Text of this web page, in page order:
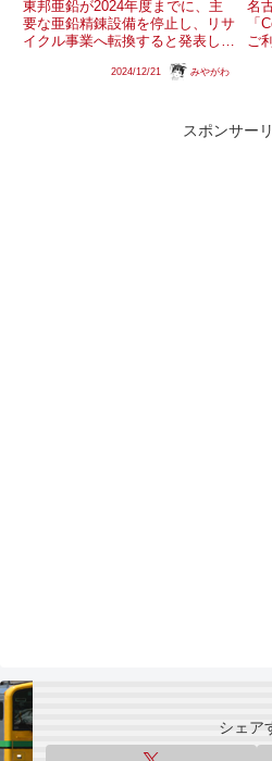
東邦亜鉛が2024年度までに、主
要な亜鉛精錬設備を停止し、リサ
イクル事業へ転換すると発表しま
車、通称「安中貨物」の荷主は東
運行していますが、令和3年度...
2024/12/21 みやがわ
名
「
ご
度
す
スポンサー
シェア